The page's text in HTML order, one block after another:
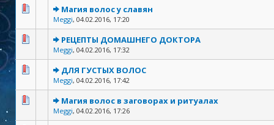
Магия волос у славян
Meggi, 04.02.2016, 17:20
РЕЦЕПТЫ ДОМАШНЕГО ДОКТОРА
Meggi, 04.02.2016, 17:32
ДЛЯ ГУСТЫХ ВОЛОС
Meggi, 04.02.2016, 17:42
Магия волос в заговорах и ритуалах
Meggi, 04.02.2016, 17:26